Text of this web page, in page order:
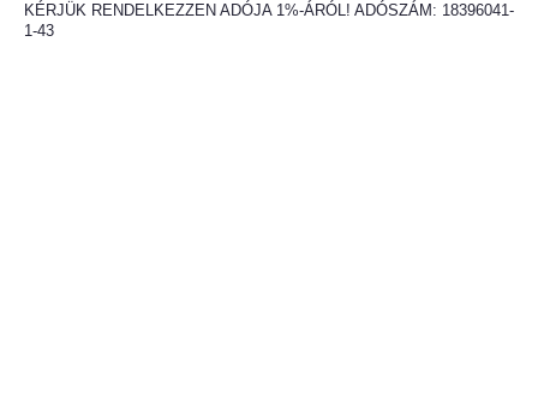
KÉRJÜK RENDELKEZZEN ADÓJA 1%-ÁRÓL! ADÓSZÁM: 18396041-
1-43